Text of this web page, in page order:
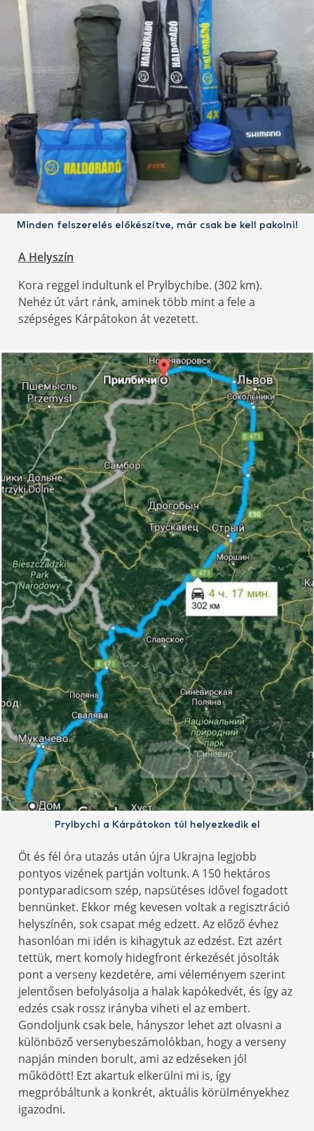
Minden felszerelés előkészítve, már csak be kell pakolni!
A Helyszín
Kora reggel indultunk el Prylbychibe. (302 km).
Nehéz út várt ránk, aminek több mint a fele a
szépséges Kárpátokon át vezetett.
Prylbychi a Kárpátokon túl helyezkedik el
Öt és fél óra utazás után újra Ukrajna legjobb
pontyos vizének partján voltunk. A 150 hektáros
pontyparadicsom szép, napsütéses idővel fogadott
bennünket. Ekkor még kevesen voltak a regisztráció
helyszínén, sok csapat még edzett. Az előző évhez
hasonlóan mi idén is kihagytuk az edzést. Ezt azért
tettük, mert komoly hidegfront érkezését jósolták
pont a verseny kezdetére, ami véleményem szerint
jelentősen befolyásolja a halak kapókedvét, és így az
edzés csak rossz irányba viheti el az embert.
Gondoljunk csak bele, hányszor lehet azt olvasni a
különböző versenybeszámolókban, hogy a verseny
napján minden borult, ami az edzéseken jól
működött! Ezt akartuk elkerülni mi is, így
megpróbáltunk a konkrét, aktuális körülményekhez
igazodni.